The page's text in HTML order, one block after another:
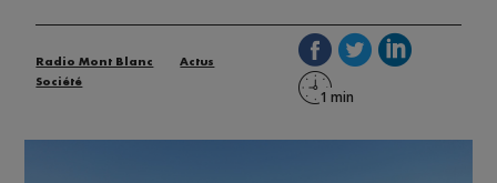
Radio Mont Blanc
Actus
Société